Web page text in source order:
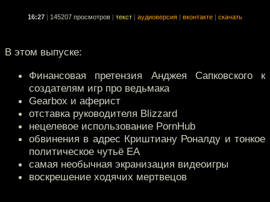
16:27 145207 просмотров текст аудиоверсия вконтакте скачать
В этом выпуске:
Финансовая претензия Анджея Сапковского к
создателям игр про ведьмака
Gearbox и аферист
отставка руководителя Blizzard
нецелевое использование PornHub
обвинения в адрес Криштиану Роналду и тонкое
политическое чутьё EA
самая необычная экранизация видеоигры
воскрешение ходячих мертвецов